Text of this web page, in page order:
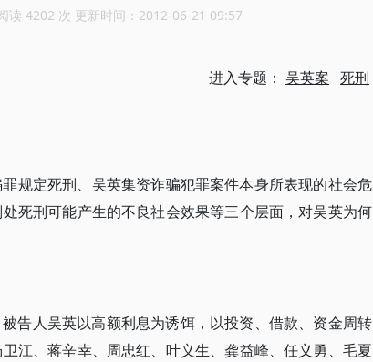
读 4202 次 更新时间：2012-06-21 09:57
进入专题： 吴英案 死刑
规定死刑、吴英集资诈骗犯罪案件本身所表现的社会危
死刑可能产生的不良社会效果等三个层面，对吴英为何
告人吴英以高额利息为诱饵，以投资、借款、资金周转
江、蒋辛幸、周忠红、叶义生、龚益峰、任义勇、毛夏